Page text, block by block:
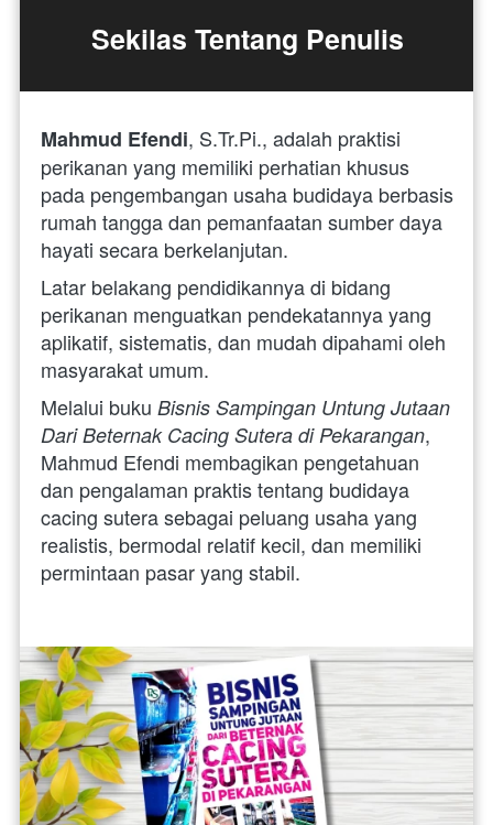
Sekilas Tentang Penulis
Mahmud Efendi, S.Tr.Pi., adalah praktisi
perikanan yang memiliki perhatian khusus
pada pengembangan usaha budidaya berbasis
rumah tangga dan pemanfaatan sumber daya
hayati secara berkelanjutan.
Latar belakang pendidikannya di bidang
perikanan menguatkan pendekatannya yang
aplikatif, sistematis, dan mudah dipahami oleh
masyarakat umum.
Melalui buku Bisnis Sampingan Untung Jutaan
Dari Beternak Cacing Sutera di Pekarangan,
Mahmud Efendi membagikan pengetahuan
dan pengalaman praktis tentang budidaya
cacing sutera sebagai peluang usaha yang
realistis, bermodal relatif kecil, dan memiliki
permintaan pasar yang stabil.